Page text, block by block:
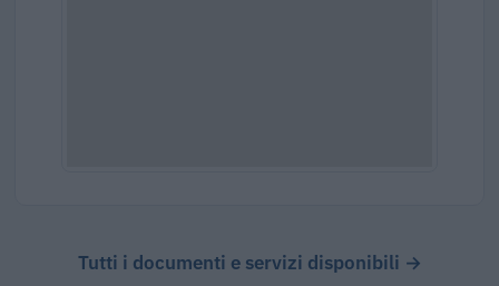
Tutti i documenti e servizi disponibili →